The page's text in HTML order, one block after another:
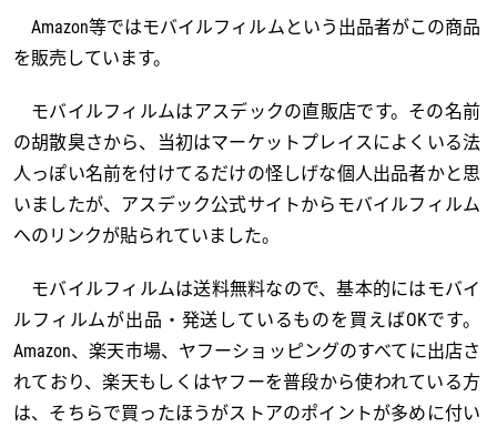
Amazon等ではモバイルフィルムという出品者がこの商品
を販売しています。
モバイルフィルムはアスデックの直販店です。その名前
の胡散臭さから、当初はマーケットプレイスによくいる法
人っぽい名前を付けてるだけの怪しげな個人出品者かと思
いましたが、アスデック公式サイトからモバイルフィルム
へのリンクが貼られていました。
モバイルフィルムは送料無料なので、基本的にはモバイ
ルフィルムが出品・発送しているものを買えばOKです。
Amazon、楽天市場、ヤフーショッピングのすべてに出店さ
れており、楽天もしくはヤフーを普段から使われている方
は、そちらで買ったほうがストアのポイントが多めに付い